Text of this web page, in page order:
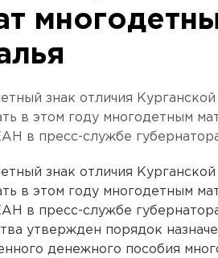
знак отличия
в этом году многодетным
в пресс-службе
знак отличия
в этом году многодетным
в пресс-службе
утвержден порядок
денежного пособия